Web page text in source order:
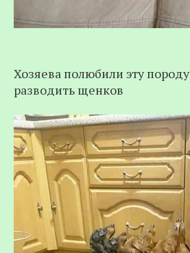
Хозяева полюбили эту
разводить щенков